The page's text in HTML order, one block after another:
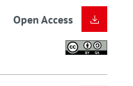
Open Access